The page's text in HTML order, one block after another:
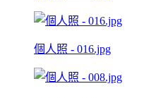
個人照 - 016.jpg